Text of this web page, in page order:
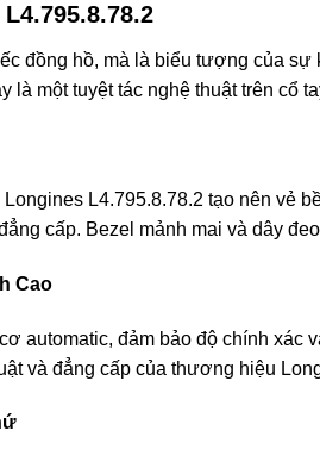
đồng hồ, mà là biểu tượng của
là một tuyệt tác nghệ thuật trên cổ
L4.795.8.78.2 tạo nên vẻ
cấp. Bezel mảnh mai và dây
Cao
automatic, đảm bảo độ chính
và đẳng cấp của thương hiệu